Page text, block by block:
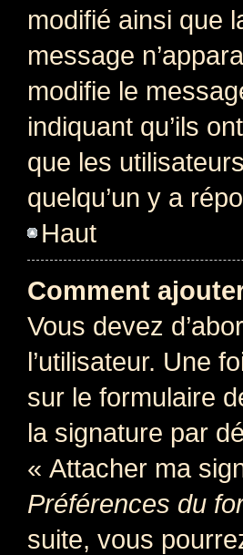
modifié ainsi que
message
modifie le
indiquant qu’ils
que les
quelqu’un y a
Haut
Comment
Vous devez
l’utilisateur. Une
sur le formulaire
la signature par
« Attacher ma
Préférences du
suite, vous